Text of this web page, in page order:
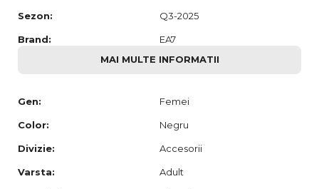
Sezon: Q3-2025
Brand:
EA7
MAI MULTE INFORMATII
Gen: Femei
Color: Negru
Divizie: Accesorii
Varsta: Adult